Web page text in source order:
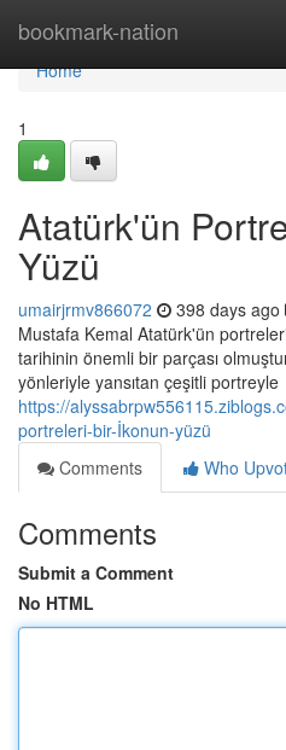
bookmark-nation
Home
Home
1
Atatürk'ün
Yüzü
umairjrmv866072 398 days ago
Mustafa Kemal Atatürk'ün
tarihinin önemli bir parçası
yönleriyle yansıtan çeşitli portreyle
https://
portreleri-bir-İkonun-yüzü
Comments
Who
Comments
Submit a Comment
No HTML